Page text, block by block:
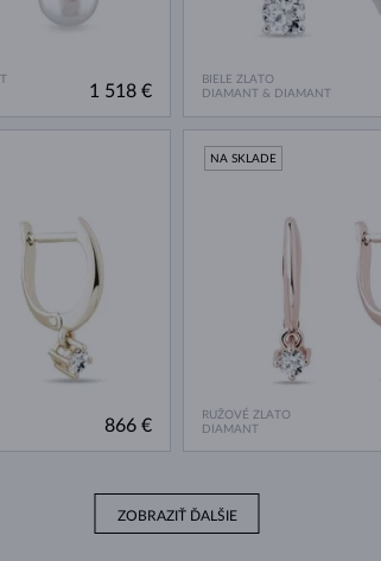
1 518 €
BIELE ZLATO
DIAMANT & DIAMANT
866 €
RUŽOVÉ ZLATO
DIAMANT
NA SKLADE
ZOBRAZIŤ ĎALŠIE